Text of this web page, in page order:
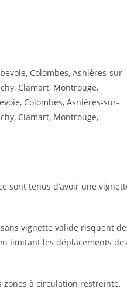
Colombes, Asnières-sur-
Clamart, Montrouge,
Colombes, Asnières-sur-
Clamart, Montrouge,
sont tenus d’avoir une
vignette valide risquent
limitant les déplacements des
à circulation restreinte,